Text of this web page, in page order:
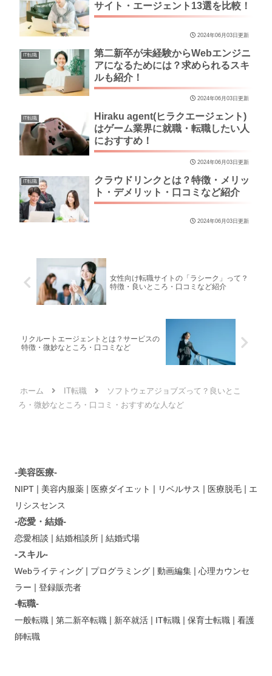
サイト・エージェント13選を比較！
2024年06月03日更新
IT転職
第二新卒が未経験からWebエンジニ
アになるためには？求められるスキ
ルも紹介！
2024年06月03日更新
IT転職
Hiraku agent(ヒラクエージェント)
はゲーム業界に就職・転職したい人
におすすめ！
2024年06月03日更新
IT転職
クラウドリンクとは？特徴・メリッ
ト・デメリット・口コミなど紹介
2024年06月03日更新
女性向け転職サイトの「ラシーク」って？
特徴・良いところ・口コミなど紹介
リクルートエージェントとは？サービスの
特徴・微妙なところ・口コミなど
ホーム IT転職
ソフトウェアジョブズって？良いとこ
ろ・微妙なところ・口コミ・おすすめな人など
-美容医療-
NIPT 美容内服薬 医療ダイエット リベルサス 医療脱毛
エ
リシスセンス
-恋愛・結婚-
恋愛相談 結婚相談所 結婚式場
-スキル-
Webライティング プログラミング 動画編集
心理カウンセ
ラー
登録販売者
-転職-
一般転職 第二新卒転職 新卒就活 IT転職 保育士転職
看護
師転職